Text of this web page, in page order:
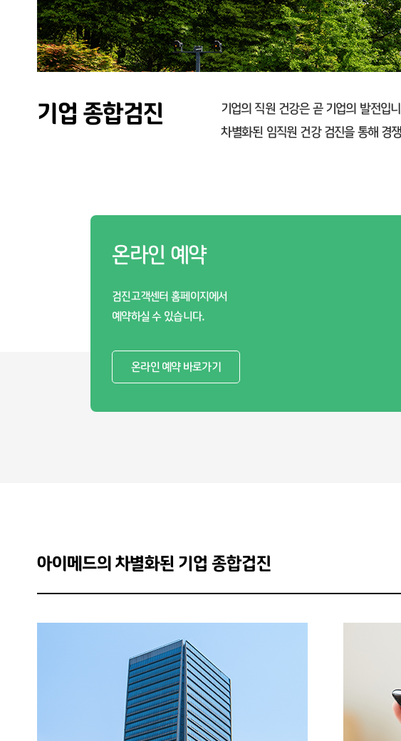
기업 종합검진
기업의 직원 건강은 곧 기업의 발전입
차별화된 임직원 건강 검진을 통해 경
온라인 예약
검진고객센터 홈페이지에서
예약하실 수 있습니다.
온라인 예약 바로가기
아이메드의 차별화된 기업 종합겁진